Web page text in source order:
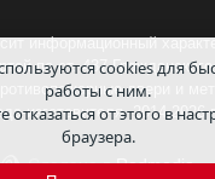
информационный
по ст. 437
двери и
изготовителя, 2014-2026
Сделано вRedmedia
cookies для
работы с ним.
отказаться от этого в
браузера.